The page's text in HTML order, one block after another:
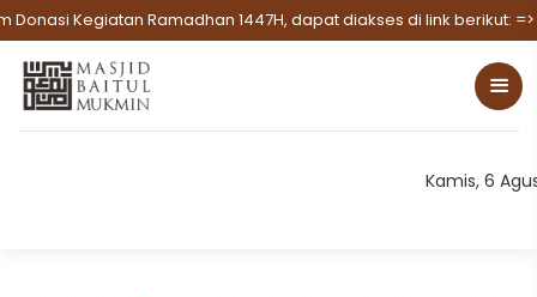
Kegiatan Ramadhan 1447H, dapat diakses di link berikut:=>
Kamis, 6